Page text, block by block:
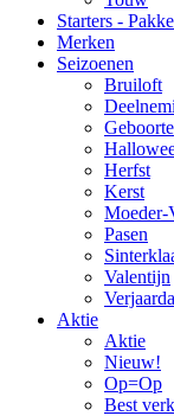
Starters -
Merken
Seizoenen
Bruiloft
Geboorte
Herfst
Kerst
Moeder-
Pasen
Valentijn
Aktie
Aktie
Nieuw!
Op=Op
Best